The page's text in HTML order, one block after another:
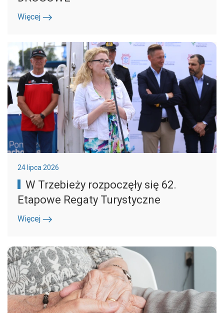
Więcej
24 lipca 2026
W Trzebieży rozpoczęły się 62.
Etapowe Regaty Turystyczne
Więcej